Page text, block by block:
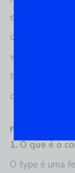
comandos
você pode
type para
organizada e
FAQs
1. O que é o
O type é uma